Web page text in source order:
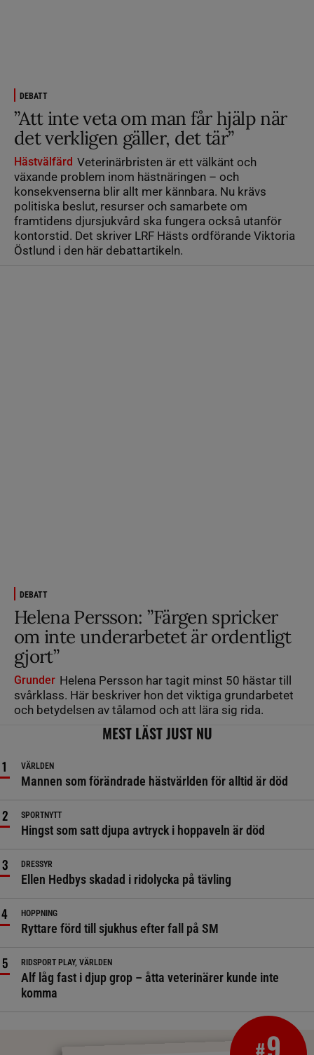
DEBATT
”Att inte veta om man får hjälp när
det verkligen gäller, det tär”
Hästvälfärd Veterinärbristen är ett välkänt och
växande problem inom hästnäringen – och
konsekvenserna blir allt mer kännbara. Nu krävs
politiska beslut, resurser och samarbete om
framtidens djursjukvård ska fungera också utanför
kontorstid. Det skriver LRF Hästs ordförande Viktoria
Östlund i den här debattartikeln.
DEBATT
Helena Persson: ”Färgen spricker
om inte underarbetet är ordentligt
gjort”
Grunder Helena Persson har tagit minst 50 hästar till
svårklass. Här beskriver hon det viktiga grundarbetet
och betydelsen av tålamod och att lära sig rida.
MEST LÄST JUST NU
VÄRLDEN
Mannen som förändrade hästvärlden för alltid är död
SPORTNYTT
Hingst som satt djupa avtryck i hoppaveln är död
DRESSYR
Ellen Hedbys skadad i ridolycka på tävling
HOPPNING
Ryttare förd till sjukhus efter fall på SM
RIDSPORT PLAY, VÄRLDEN
Alf låg fast i djup grop – åtta veterinärer kunde inte
komma
9